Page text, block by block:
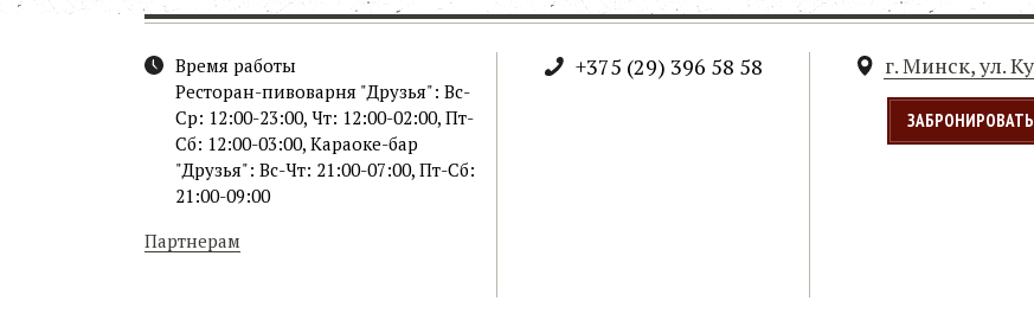
Время работы
Ресторан-пивоварня "Друзья": Вс-
Ср: 12:00-23:00, Чт: 12:00-02:00, Пт-
Сб: 12:00-03:00, Караоке-бар
"Друзья": Вс-Чт: 21:00-07:00, Пт-Сб:
21:00-09:00
Партнерам
+375 (29) 396 58 58 г. Минск, ул.